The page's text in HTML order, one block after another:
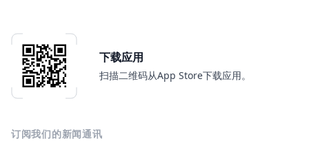
下载应用
扫描二维码从App Store下载应用。
订阅我们的新闻通讯